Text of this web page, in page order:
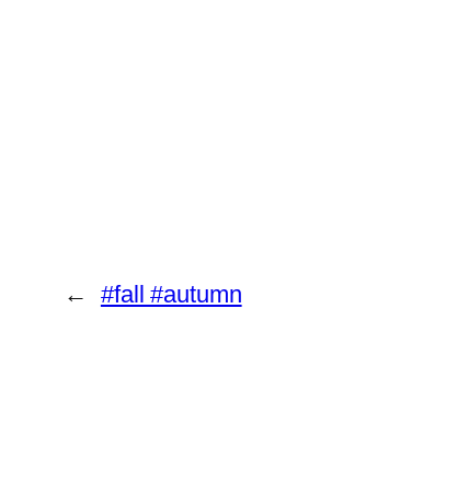
← #fall #autumn